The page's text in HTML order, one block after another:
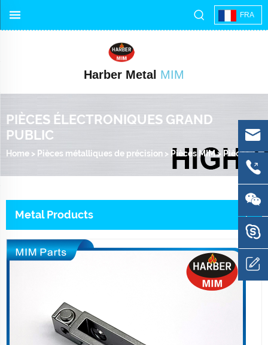
FRA
Harber Metal MIM
PIÈCES ÉLECTRONIQUES GRAND
PUBLIC
Home > Pièces métalliques de précision > Pièces MIM> Pièces électroniques grand public
Metal Products